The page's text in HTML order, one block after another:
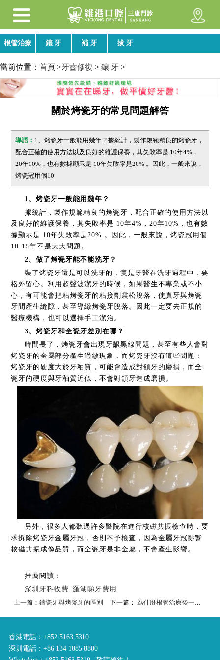
根管治療 鑲 牙 補 牙 拔 牙
當前位置： 首頁 >牙齒修復 > 鑲 牙 >
關於烤瓷牙的常見問題解答
導語： 1、烤瓷牙一般能用幾年？據統計，製作規範精良的烤瓷牙，
配合正確的使用方法以及良好的維護保養，其失敗率是 10年4%，
20年10%，也有數據顯示是 10年失敗率是20% 。因此，一般來說，
烤瓷冠用個10
1、烤瓷牙一般能用幾年？
據統計，製作規範精良的烤瓷牙，配合正確的使用方法以
及良好的維護保養，其失敗率是 10年4%，20年10%，也有數
據顯示是 10年失敗率是20% 。因此，一般來說，烤瓷冠用個
10-15年不是太大問題。
2、做了烤瓷牙能不能洗牙？
裝了烤瓷牙還是可以洗牙的，隻是牙醫在洗牙過程中，要
格外留心。利用超聲波潔牙的時候，如果醫生不專業或不小
心，有可能會把粘烤瓷牙的粘接劑震松脫落，使真牙與烤瓷
牙間產生縫隙，甚至導緻烤瓷牙脫落。因此一定要去正規的
醫療機構，也可以選擇手工潔治。
3、烤瓷牙和全瓷牙差別在哪？
時間長了，烤瓷牙會出現牙齦黑線問題，甚至有些人會對
烤瓷牙的金屬部分產生過敏現象，而烤瓷牙沒有這些問題；
烤瓷牙的硬度大於牙釉質，可能會造成對頜牙的磨損，而全
瓷牙的硬度與牙釉質近似，不會對頜牙造成磨損。
另外，很多人都聽過許多醫院在進行核磁共振檢查時，要
求拆除烤瓷牙金屬牙冠，否則不予檢查，因為金屬牙冠影響
核磁共振成像品質，而全瓷牙是非金屬，不會產生影響。
推薦閱讀：
深圳牙科收費_羅湖睇牙費用
上一篇：鑄瓷牙與烤瓷牙的區別 下一篇： 為什麼根管治療後一定要做牙冠？
香港電話：+852 5163 5310
深圳電話：+86 134 1885 8800